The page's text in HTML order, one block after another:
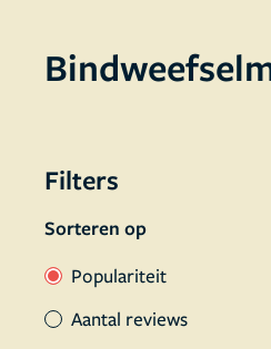
Filters
Sorteren op
Populariteit
Aantal reviews